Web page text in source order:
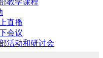
教学课程
直播
会议
活动和研讨会